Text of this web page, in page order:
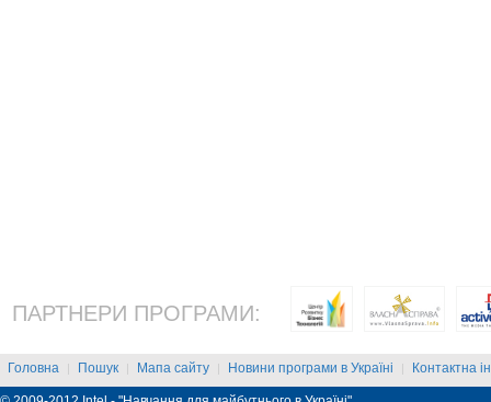
ПАРТНЕРИ ПРОГРАМИ:
Головна | Пошук | Мапа сайту | Новини програми в Україні | Контактна